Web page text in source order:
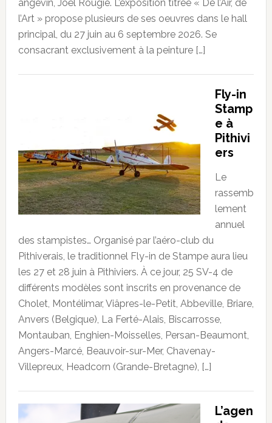
angevin, Joël Rougié. L’exposition titrée « De l’Air, de
l’Art » propose plusieurs de ses oeuvres dans le hall
principal, du 27 juin au 6 septembre 2026. Se
consacrant exclusivement à la peinture […]
Fly-in
Stamp
e à
Pithivi
ers
Le
rassemb
lement
annuel
des stampistes… Organisé par l’aéro-club du
Pithiverais, le traditionnel Fly-in de Stampe aura lieu
les 27 et 28 juin à Pithiviers. À ce jour, 25 SV-4 de
différents modèles sont inscrits en provenance de
Cholet, Montélimar, Viâpres-le-Petit, Abbeville, Briare,
Anvers (Belgique), La Ferté-Alais, Biscarrosse,
Montauban, Enghien-Moisselles, Persan-Beaumont,
Angers-Marcé, Beauvoir-sur-Mer, Chavenay-
Villepreux, Headcorn (Grande-Bretagne), […]
L’agen